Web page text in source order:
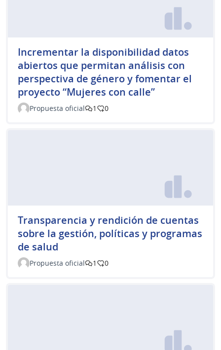
Incrementar la disponibilidad datos
abiertos que permitan análisis con
perspectiva de género y fomentar el
proyecto “Mujeres con calle”
Propuesta oficial 1 0
Transparencia y rendición de cuentas
sobre la gestión, políticas y programas
de salud
Propuesta oficial 1 0